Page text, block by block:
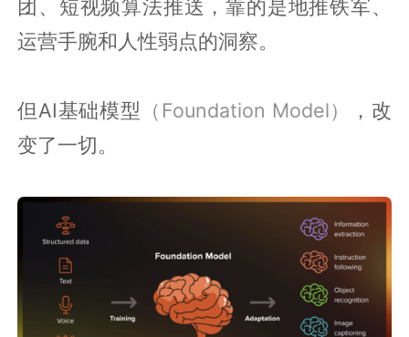
团、短视频算法推送，靠的是地推铁军、
运营手腕和人性弱点的洞察。
但AI基础模型 （Foundation Model）
，改
变了一切。